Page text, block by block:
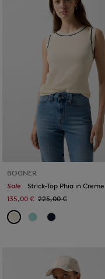
BOGNER
Sale
Strick-Top Phia in Creme
135,00 € 225,00 €